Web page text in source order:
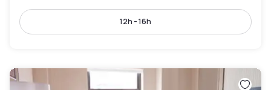
12h - 16h